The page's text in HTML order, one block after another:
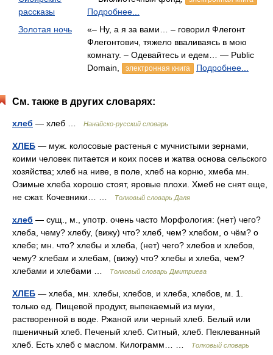
рассказы
Подробнее...
Золотая ночь
«– Ну, а я за вами… – говорил Флегонт
Флегонтович, тяжело вваливаясь в мою
комнату. – Одевайтесь и едем… — Public
Domain,
электронная книга Подробнее...
См. также в других словарях:
хлеб — хлеб … Нанайско-русский словарь
ХЛЕБ — муж. колосовые растенья с мучнистыми зернами,
коими человек питается и коих посев и жатва основа сельского
хозяйства; хлеб на ниве, в поле, хлеб на корню, хмеба мн.
Озимые хлеба хорошо стоят, яровые плохи. Хмеб не снят еще,
не сжат. Кочевники… …
Толковый словарь Даля
хлеб — сущ., м., употр. очень часто Морфология: (нет) чего?
хлеба, чему? хлебу, (вижу) что? хлеб, чем? хлебом, о чём? о
хлебе; мн. что? хлебы и хлеба, (нет) чего? хлебов и хлебов,
чему? хлебам и хлебам, (вижу) что? хлебы и хлеба, чем?
хлебами и хлебами …
Толковый словарь Дмитриева
ХЛЕБ — хлеба, мн. хлебы, хлебов, и хлеба, хлебов, м. 1.
только ед. Пищевой продукт, выпекаемый из муки,
растворенной в воде. Ржаной или черный хлеб. Белый или
пшеничный хлеб. Печеный хлеб. Ситный, хлеб. Пеклеванный
хлеб. Есть хлеб с маслом. Килограмм… …
Толковый словарь